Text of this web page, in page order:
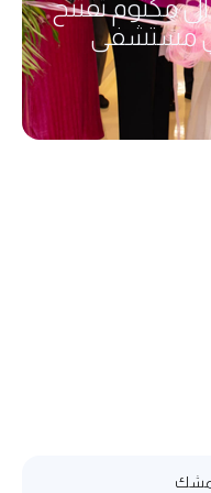
مكتوم تفتتح
مستشفى